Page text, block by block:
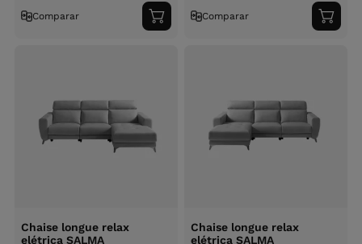
Comparar
Adicionar
ao
Comparar
ao
Chaise longue relax
elétrica SALMA
Chaise longue relax
elétrica SALMA